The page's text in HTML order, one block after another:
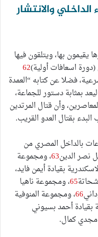
والانتشار
يقيمون بها، ويتلقون فيها
اسعافات أولية)62
فضلا عن كتابه “العمدة
في إعداد العدة” الذي أصدره عام 1989 ليعد بمثابة دستور للجماعة،
وأن قتال المرتدين
بقتال العدو القريب.
بالداخل المصري من
نصر الدين63، ومجموعة
بقيادة أيمن فايد،
65، ومجموعة ناهيا
66، ومجموعة المنوفية
بقيادة أحمد بسيوني
كمال.